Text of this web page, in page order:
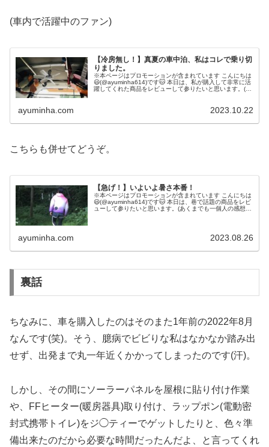
(車内で活躍中のファン)
【冷房無し！】真夏の車中泊、私はコレで乗り切
りました。
※本ページはプロモーションが含まれています こんにちは
😃(@ayuminha614)です🐱 本日は、私が購入して非常に活
躍してくれた商品をレビューして参りたいと思います。(あ
ayuminha.com 2023.10.22
こちらも併せてどうぞ。
【急げ！】いよいよ暑さ本番！
※本ページはプロモーションが含まれています こんにちは
😃(@ayuminha614)です🐱 本日は、巷で話題の商品をレビ
ューして参りたいと思います。(あくまでも一個人の感想で
ayuminha.com 2023.08.26
裏話
ちなみに、車を購入したのはそのまた1年前の2022年8月
なんです(笑)。そう、臆病でビビりな私はなかなか踏み出
せず、出発まで丸一年近くかかってしまったのです(汗)。
しかし、その間にソーラーパネルを屋根に貼り付け作業
や、FFヒーター(暖房器具)取り付け、ラップポン(電動密
封式携帯トイレ)をジ◯ティーでゲットしたりと、色々準
備出来たのだから必要な時間だったんだよ、と言ってくれ